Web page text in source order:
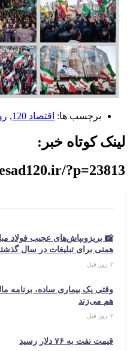
برچسب ها: اقتصاد 120 ,
لینک کوتاه خبر:
?p=23813
همتی برای تبلیغات در سال
۲ روز قبل
وقتی یک بیماری ساده، برنامه
هم می‌زند
۲ روز قبل
قیمت نفت به ۷۶ دلار رسید